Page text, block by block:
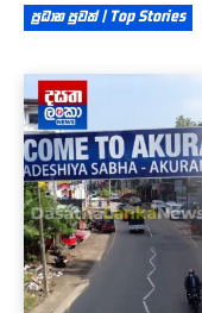
ප්‍රධාන පුවත් | Top Stories